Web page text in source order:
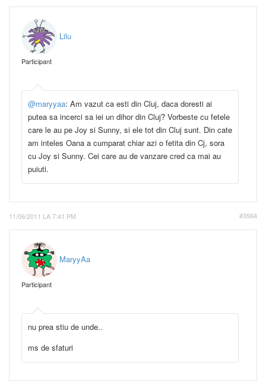
Lilu
Participant
@maryyaa: Am vazut ca esti din Cluj, daca doresti ai
putea sa incerci sa iei un dihor din Cluj? Vorbeste cu fetele
care le au pe Joy si Sunny, si ele tot din Cluj sunt. Din cate
am inteles Oana a cumparat chiar azi o fetita din Cj, sora
cu Joy si Sunny. Cei care au de vanzare cred ca mai au
puiuti.
11/06/2011 LA 7:41 PM #3564
MaryyAa
Participant
nu prea stiu de unde..
ms de sfaturi